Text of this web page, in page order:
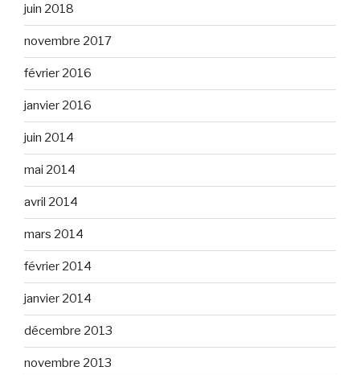
juin 2018
novembre 2017
février 2016
janvier 2016
juin 2014
mai 2014
avril 2014
mars 2014
février 2014
janvier 2014
décembre 2013
novembre 2013